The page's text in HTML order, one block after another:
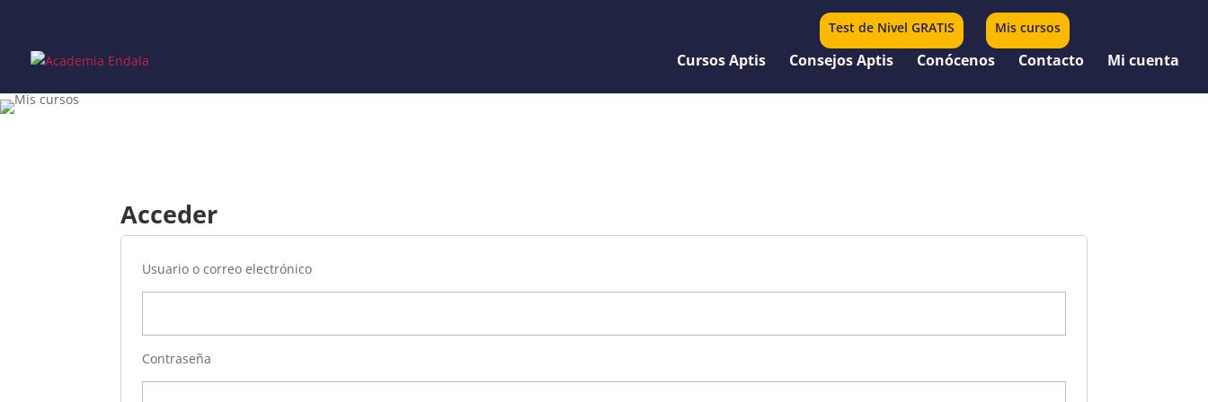
Test de Nivel GRATIS Mis cursos
Cursos Aptis Consejos Aptis Conócenos Contacto Mi cuenta
Acceder
Usuario o correo electrónico
Contraseña